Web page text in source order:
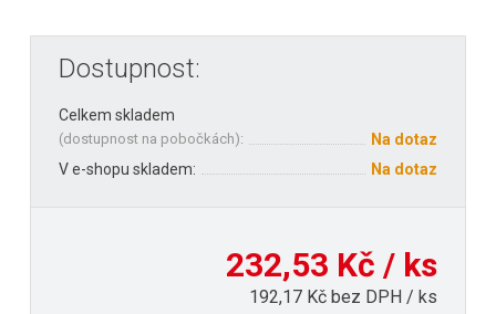
Dostupnost:
Celkem skladem
(dostupnost na pobočkách):
Na dotaz
V e-shopu skladem:
Na dotaz
232,53 Kč / ks
192,17 Kč bez DPH / ks